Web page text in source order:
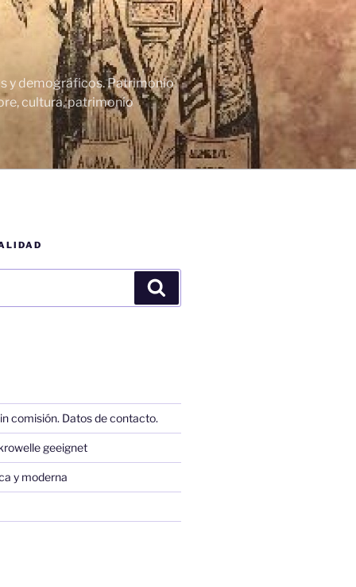
y demográficos. Patrimonio
cultura, patrimonio
comisión. Datos de contacto.
geeignet
y moderna